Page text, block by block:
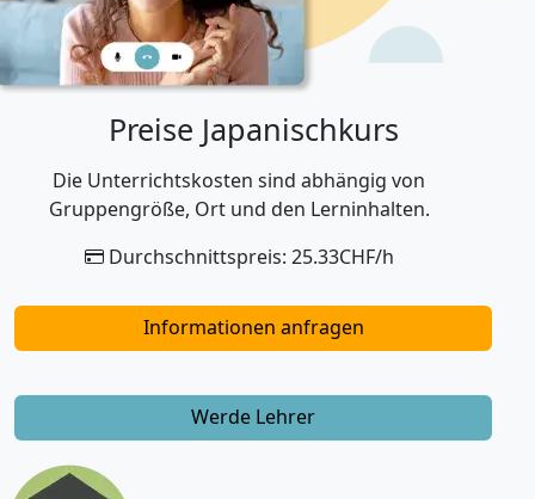
Preise Japanischkurs
Die Unterrichtskosten sind abhängig von
Gruppengröße, Ort und den Lerninhalten.
Durchschnittspreis: 25.33CHF/h
Informationen anfragen
Werde Lehrer